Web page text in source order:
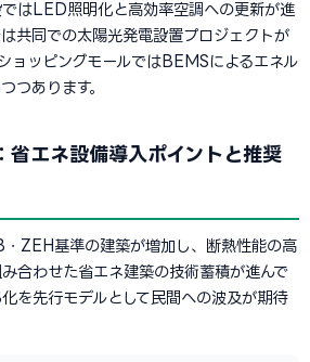
はLED照明化と高効率空調への更新が進
共同での太陽光発電設置プロジェクトが
ョッピングモールではBEMSによるエネル
つあります。
省エネ設備導入ポイントと推奨
ZEH基準の建築が増加し、断熱性能の高
合わせた省エネ建築の技術蓄積が進んで
を先行モデルとして民間への波及が期待